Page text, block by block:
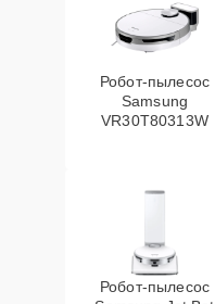
Робот-пылесос
Samsung
VR30T80313W
Робот-пылесос